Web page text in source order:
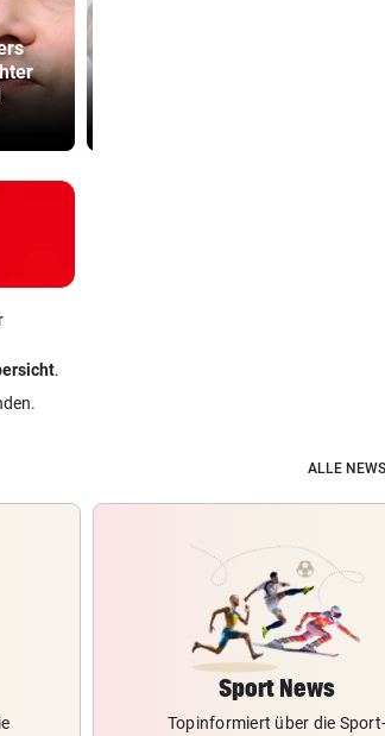
.
ALLE
Sport News
Topinformiert über die Sport-